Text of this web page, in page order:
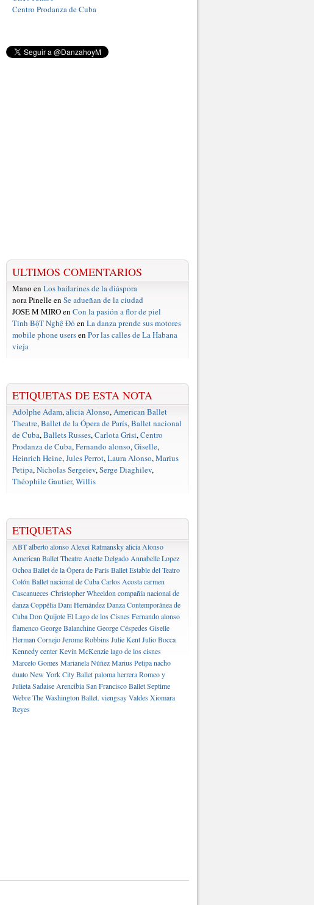
Centro Prodanza de Cuba
ULTIMOS COMENTARIOS
Mano en Los bailarines de la diáspora
nora Pinelle en Se adueñan de la ciudad
JOSE M MIRO en Con la pasión a flor de piel
Tinh BộT Nghệ Đỏ en La danza prende sus motores
mobile phone usersen Por las calles de La Habana
vieja
ETIQUETAS DE ESTA NOTA
Adolphe Adam,alicia Alonso,American Ballet
Theatre,Ballet de la Ópera de París,Ballet nacional
de Cuba,Ballets Russes,Carlota Grisi,Centro
Prodanza de Cuba,Fernando alonso,Giselle,
Heinrich Heine,Jules Perrot,Laura Alonso,Marius
Petipa,Nicholas Sergeiev,Serge Diaghilev,
Théophile Gautier,Willis
ETIQUETAS
ABTalberto alonso Alexei Ratmanskyalicia Alonso
American Ballet Theatre Anette Delgado Annabelle Lopez
OchoaBallet de la Ópera de ParísBallet Estable del Teatro
Colón Ballet nacional de CubaCarlos Acostacarmen
CascanuecesChristopher Wheeldon compañía nacional de
danzaCoppéliaDani HernándezDanza Contemporánea de
CubaDon QuijoteEl Lago de los CisnesFernando alonso
flamencoGeorge BalanchineGeorge CéspedesGiselle
Herman CornejoJerome RobbinsJulie KentJulio Bocca
Kennedy centerKevin McKenzielago de los cisnes
Marcelo GomesMarianela NúñezMarius Petipanacho
duatoNew York City Balletpaloma herreraRomeo y
JulietaSadaise ArencibiaSan Francisco BalletSeptime
WebreThe Washington Ballet. viengsay ValdesXiomara
Reyes